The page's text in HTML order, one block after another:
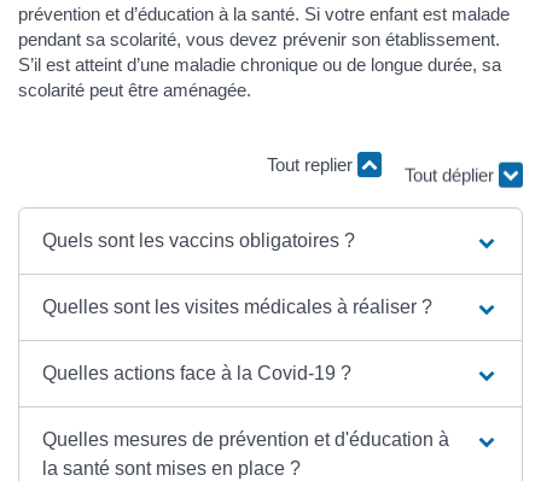
prévention et d’éducation à la santé. Si votre enfant est malade
pendant sa scolarité, vous devez prévenir son établissement.
S’il est atteint d’une maladie chronique ou de longue durée, sa
scolarité peut être aménagée.
Tout replier
Tout déplier
Quels sont les vaccins obligatoires ?
Quelles sont les visites médicales à réaliser ?
Quelles actions face à la Covid-19 ?
Quelles mesures de prévention et d'éducation à
la santé sont mises en place ?